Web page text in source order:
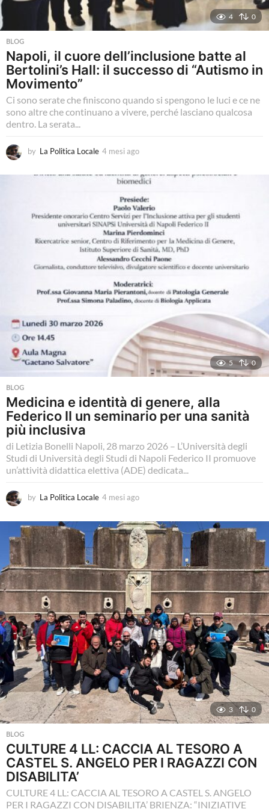
4 0
BLOG
Napoli, il cuore dell’inclusione batte al
Bertolini’s Hall: il successo di “Autismo in
Movimento”
Ci sono serate che finiscono quando si spengono le luci e ce ne
sono altre che continuano a vivere, perché lasciano qualcosa
dentro. La serata...
by La Politica Locale 4 mesi ago
e
s
i
a
g
o
5 0
BLOG
Medicina e identità di genere, alla
Federico II un seminario per una sanità
più inclusiva
di Letizia Bonelli Napoli, 28 marzo 2026 – L’Università degli
Studi di Università degli Studi di Napoli Federico II promuove
un’attività didattica elettiva (ADE) dedicata...
by La Politica Locale 4 mesi ago
e
s
i
a
g
o
3 0
BLOG
CULTURE 4 LL: CACCIA AL TESORO A
CASTEL S. ANGELO PER I RAGAZZI CON
DISABILITA’
CULTURE 4 LL: CACCIA AL TESORO A CASTEL S. ANGELO
PER I RAGAZZI CON DISABILITA’ BRIENZA: “INIZIATIVE